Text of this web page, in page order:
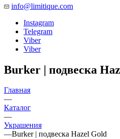
info@limitique.com
Instagram
Telegram
Viber
Viber
Burker | подвеска
Главная
—
Каталог
—
Украшения
—Burker | подвеска Hazel Gold